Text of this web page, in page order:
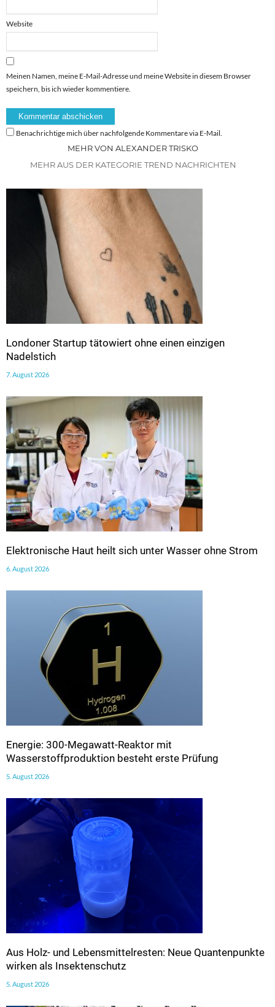
Website
Meinen Namen, meine E-Mail-Adresse und meine Website in diesem Browser
speichern, bis ich wieder kommentiere.
Benachrichtige mich über nachfolgende Kommentare via E-Mail.
MEHR VON ALEXANDER TRISKO
MEHR AUS DER KATEGORIE TREND NACHRICHTEN
Londoner Startup tätowiert ohne einen einzigen
Nadelstich
7. August 2026
Elektronische Haut heilt sich unter Wasser ohne Strom
6. August 2026
Energie: 300-Megawatt-Reaktor mit
Wasserstoffproduktion besteht erste Prüfung
5. August 2026
Aus Holz- und Lebensmittelresten: Neue Quantenpunkte
wirken als Insektenschutz
5. August 2026